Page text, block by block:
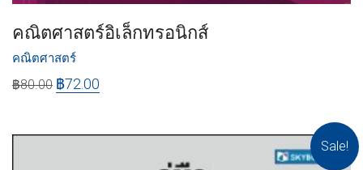
คณิตศาสตร์อิเล็กทรอนิกส์
คณิตศาสตร์
฿80.00 ฿72.00
Sale!